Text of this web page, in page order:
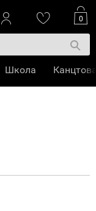
0
Школа